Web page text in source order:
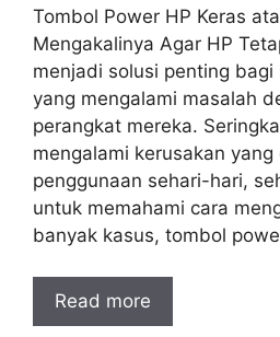
Tombol Power HP Keras
Mengakalinya Agar HP
menjadi solusi penting bagi
yang mengalami masalah
perangkat mereka.
mengalami kerusakan
penggunaan sehari-hari,
untuk memahami cara
banyak kasus, tombol
Read more